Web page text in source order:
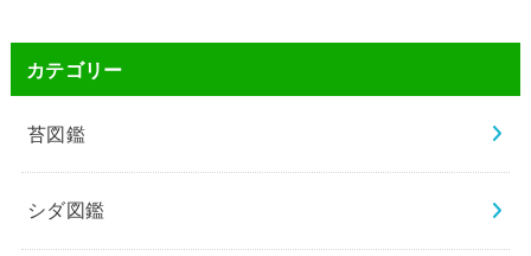
カテゴリー
苔図鑑
シダ図鑑